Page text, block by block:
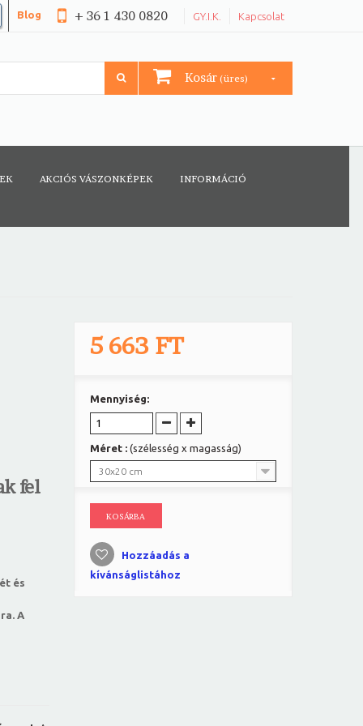
GY.I.K. Kapcsolat
+ 36 1 430 0820
Blog
Kosár (üres)
AKCIÓS VÁSZONKÉPEK INFORMÁCIÓ
fel
és
A
5 663 FT
Mennyiség:
Méret : (szélesség x magasság)
30x20 cm
KOSÁRBA
Hozzáadás a
kívánságlistához